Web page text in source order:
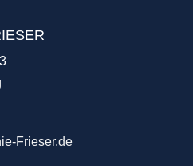
Frieser.de